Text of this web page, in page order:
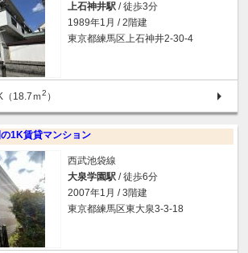
上石神井駅 / 徒歩3分
1989年1月 / 2階建
東京都練馬区上石神井2-30-4
18.7ｍ2 ）
1K賃貸マンション
西武池袋線
大泉学園駅 / 徒歩6分
2007年1月 / 3階建
東京都練馬区東大泉3-3-18